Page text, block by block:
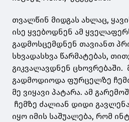
თვალწინ მიდგას ახლაც,
ისე ყვებოდნენ ამ
გადმოსცემდნენ თავიანთ
სხვადასხვა წარმატებას,
გიკვალავდნენ ცხოვრებაში.
გადმოდიოდა ფურცელზე
მე ვიყავი პატარა. ამ
ჩემზე ძალიან დიდი
იყო იმის საშუალება, რომ